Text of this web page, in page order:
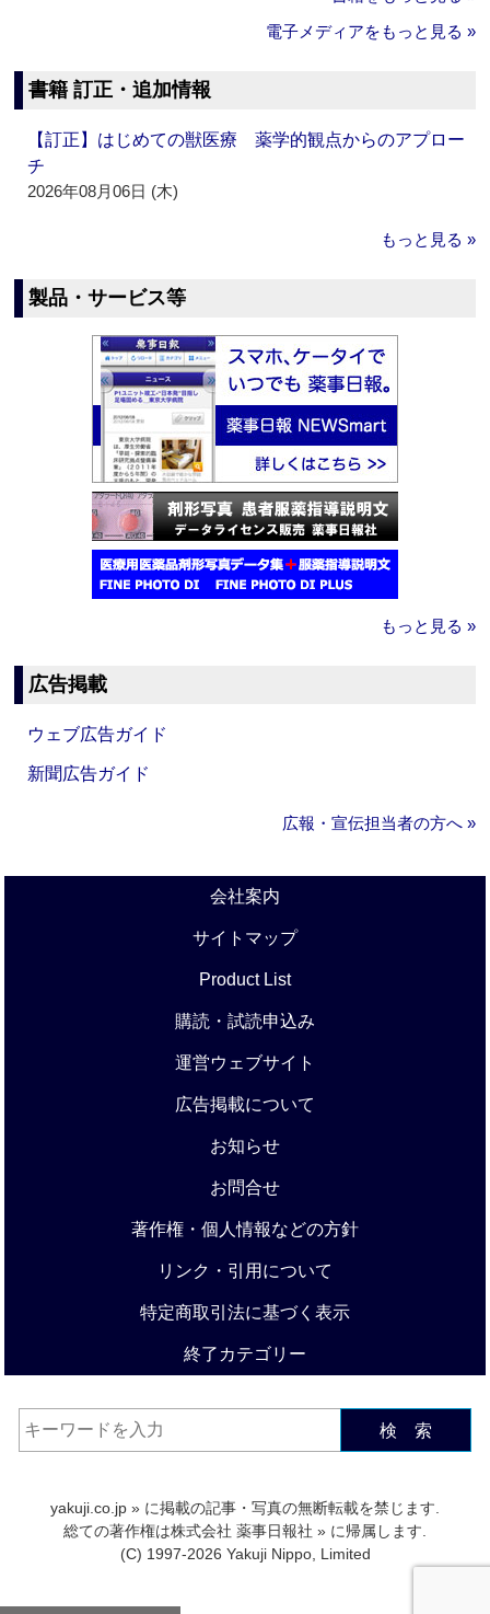
電子メディアをもっと見る »
書籍 訂正・追加情報
【訂正】はじめての獣医療 薬学的観点からのアプロー
チ
2026年08月06日 (木)
もっと見る »
製品・サービス等
もっと見る »
広告掲載
ウェブ広告ガイド
新聞広告ガイド
広報・宣伝担当者の方へ »
会社案内
サイトマップ
Product List
購読・試読申込み
運営ウェブサイト
広告掲載について
お知らせ
お問合せ
著作権・個人情報などの方針
リンク・引用について
特定商取引法に基づく表示
終了カテゴリー
検 索
yakuji.co.jp » に掲載の記事・写真の無断転載を禁じます.
総ての著作権は株式会社 薬事日報社 » に帰属します.
(C) 1997-2026 Yakuji Nippo, Limited